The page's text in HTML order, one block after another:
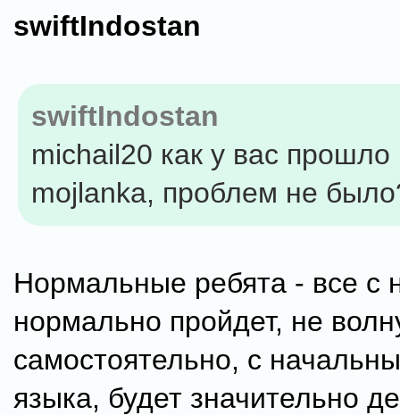
swiftIndostan
swiftIndostan
michail20 как у вас прошло
mojlanka, проблем не
Нормальные ребята - все с
нормально пройдет, не
самостоятельно, с
языка, будет значительно